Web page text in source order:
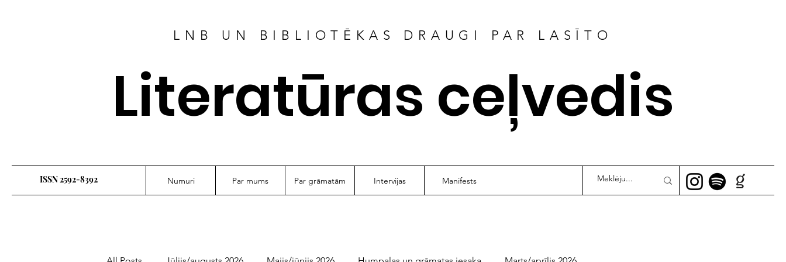
LNB UN BIBLIOTĒKAS DRAUGI PAR LASĪTO
Literatūras ceļvedis
ISSN 2592-8392 Numuri Par mums Par grāmatām Intervijas Manifests